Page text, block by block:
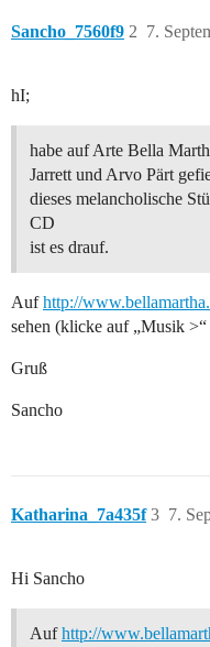
Sancho_7560f9 7.
2
hI;
habe auf Arte Bella
Jarrett und Arvo Pärt
dieses melancholische
CD
ist es drauf.
Aufhttp://
sehen (klicke auf „Musik >“
Gruß
Sancho
Katharina_7a435f 7.
3
Hi Sancho
Aufhttp://